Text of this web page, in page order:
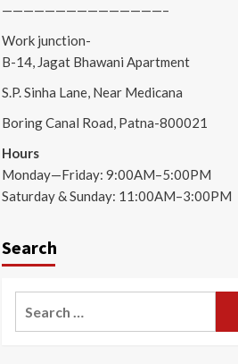
———————————————–
Work junction-
B-14, Jagat Bhawani Apartment
S.P. Sinha Lane, Near Medicana
Boring Canal Road, Patna-800021
Hours
Monday—Friday: 9:00AM–5:00PM
Saturday & Sunday: 11:00AM–3:00PM
Search